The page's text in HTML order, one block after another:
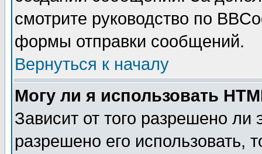
смотрите руководство по
формы отправки сообщений.
Вернуться к началу
Могу ли я использовать
Зависит от того разрешено
разрешено его использовать,